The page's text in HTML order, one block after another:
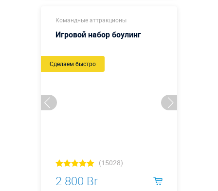
Командные аттракционы
Игровой набор боулинг
Сделаем быстро
(15028)
2 800 Br